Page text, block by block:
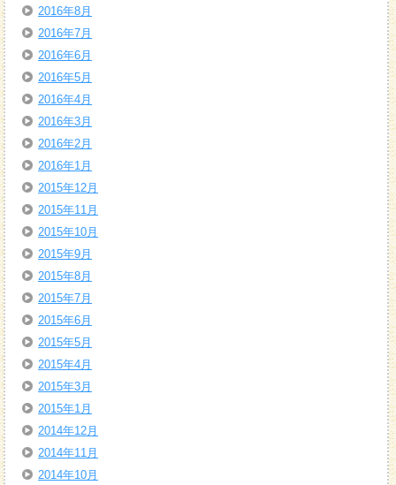
2016年8月
2016年7月
2016年6月
2016年5月
2016年4月
2016年3月
2016年2月
2016年1月
2015年12月
2015年11月
2015年10月
2015年9月
2015年8月
2015年7月
2015年6月
2015年5月
2015年4月
2015年3月
2015年1月
2014年12月
2014年11月
2014年10月